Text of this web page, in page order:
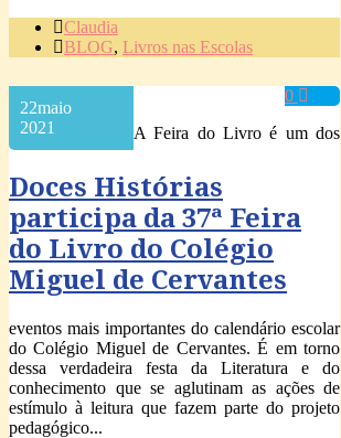
Claudia
BLOG, Livros nas Escolas
22maio
2021
0
Doces Histórias
participa da 37ª Feira
do Livro do Colégio
Miguel de Cervantes
A Feira do Livro é um dos
eventos mais importantes do calendário escolar
do Colégio Miguel de Cervantes. É em torno
dessa verdadeira festa da Literatura e do
conhecimento que se aglutinam as ações de
estímulo à leitura que fazem parte do projeto
pedagógico...